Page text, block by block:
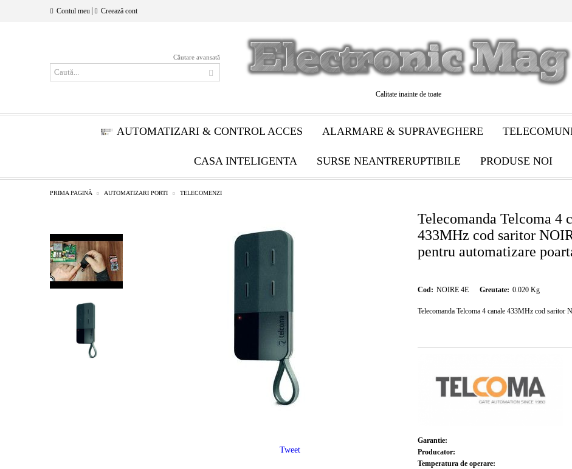
Contul meu Creează cont
Căutare avansată
Calitate inainte de toate
AUTOMATIZARI & CONTROL ACCES ALARMARE & SUPRAVEGHERE
CASA INTELIGENTA SURSE NEANTRERUPTIBILE PRODUSE NOI
PRIMA PAGINĂ AUTOMATIZARI PORTI TELECOMENZI
Telecomanda Telcoma 4
433MHz cod saritor
pentru automatizare
Cod: NOIRE 4E Greutate: 0.020 Kg
Telecomanda Telcoma 4 canale 433MHz cod saritor
Garantie:
Producator:
Temperatura de operare:
Tweet